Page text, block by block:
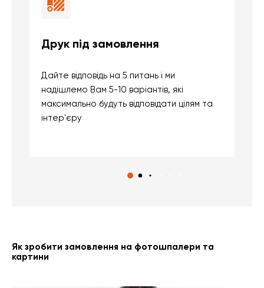
Друк під замовлення
Дайте відповідь на 5 питань і ми
надішлемо Вам 5-10 варіантів, які
максимально будуть відповідати цілям та
інтер'єру
Як зробити замовлення на фотошпалери та
картини